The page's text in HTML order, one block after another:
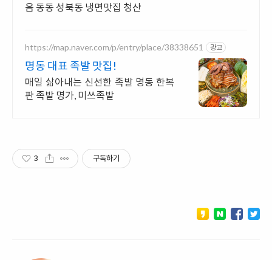
음 동동 성북동 냉면맛집 청산
https://map.naver.com/p/entry/place/38338651 광고
명동 대표 족발 맛집!
매일 삶아내는 신선한 족발 명동 한복
판 족발 명가, 미쓰족발
3 구독하기